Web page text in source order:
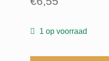
1 op voorraad